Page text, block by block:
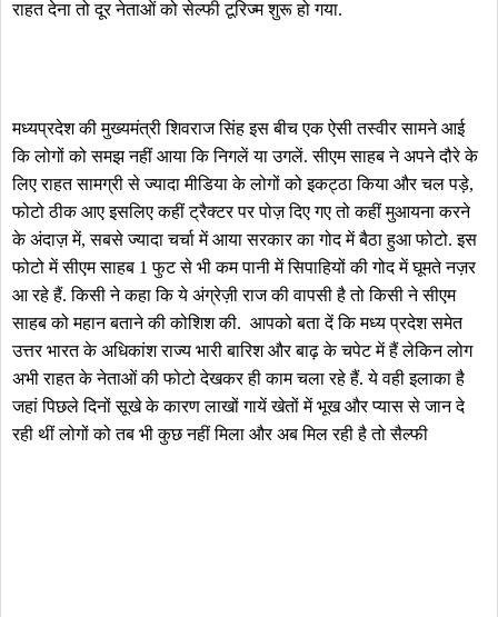
राहत देना तो दूर नेताओं को सेल्फी टूरिज्म शुरू हो गया.
मध्यप्रदेश की मुख्यमंत्री शिवराज सिंह इस बीच एक ऐसी तस्वीर सामने आई
कि लोगों को समझ नहीं आया कि निगलें या उगलें. सीएम साहब ने अपने दौरे के
लिए राहत सामग्री से ज्यादा मीडिया के लोगों को इकट्ठा किया और चल पड़े,
फोटो ठीक आए इसलिए कहीं ट्रैक्टर पर पोज़ दिए गए तो कहीं मुआयना करने
के अंदाज़ में, सबसे ज्यादा चर्चा में आया सरकार का गोद में बैठा हुआ फोटो. इस
फोटो में सीएम साहब 1 फुट से भी कम पानी में सिपाहियों की गोद में घूमते नज़र
आ रहे हैं. किसी ने कहा कि ये अंग्रेज़ी राज की वापसी है तो किसी ने सीएम
साहब को महान बताने की कोशिश की. आपको बता दें कि मध्य प्रदेश समेत
उत्तर भारत के अधिकांश राज्य भारी बारिश और बाढ़ के चपेट में हैं लेकिन लोग
अभी राहत के नेताओं की फोटो देखकर ही काम चला रहे हैं. ये वही इलाका है
जहां पिछले दिनों सूखे के कारण लाखों गायें खेतों में भूख और प्यास से जान दे
रही थीं लोगों को तब भी कुछ नहीं मिला और अब मिल रही है तो सैल्फी